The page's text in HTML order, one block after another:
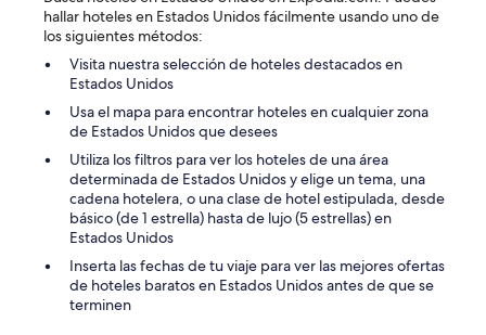
hallar hoteles en Estados Unidos fácilmente usando uno de
los siguientes métodos:
Visita nuestra selección de hoteles destacados en
Estados Unidos
Usa el mapa para encontrar hoteles en cualquier zona
de Estados Unidos que desees
Utiliza los filtros para ver los hoteles de una área
determinada de Estados Unidos y elige un tema, una
cadena hotelera, o una clase de hotel estipulada, desde
básico (de 1 estrella) hasta de lujo (5 estrellas) en
Estados Unidos
Inserta las fechas de tu viaje para ver las mejores ofertas
de hoteles baratos en Estados Unidos antes de que se
terminen